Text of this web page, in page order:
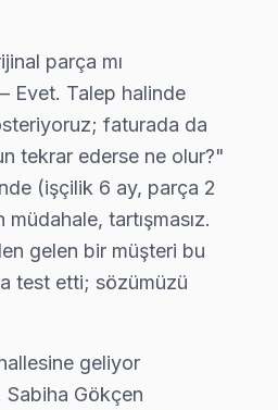
garantili
Sony Servisi
parça mı
Evet. Talep halinde
faturada da
tekrar ederse ne olur?"
(işçilik 6 ay, parça 2
tartışmasız.
gelen bir müşteri bu
test etti; sözümüzü
geliyor
Gökçen